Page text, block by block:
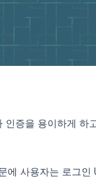
증을 용이하게 하
에 사용자는 로그인